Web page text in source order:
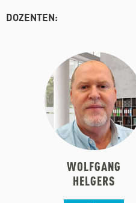
DOZENTEN:
WOLFGANG
HELGERS